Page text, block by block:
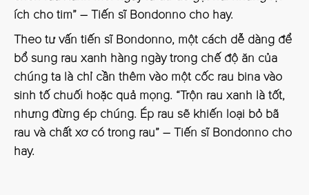
ích cho tim” – Tiến sĩ Bondonno cho hay.
Theo tư vấn tiến sĩ Bondonno, một cách dễ dàng để
bổ sung rau xanh hàng ngày trong chế độ ăn của
chúng ta là chỉ cần thêm vào một cốc rau bina vào
sinh tố chuối hoặc quả mọng. “Trộn rau xanh là tốt,
nhưng đừng ép chúng. Ép rau sẽ khiến loại bỏ bã
rau và chất xơ có trong rau” – Tiến sĩ Bondonno cho
hay.